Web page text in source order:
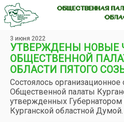
ОБЩЕСТВЕННАЯ
3 июня 2022
УТВЕРЖДЕНЫ НОВЫЕ
ОБЩЕСТВЕННОЙ
ОБЛАСТИ ПЯТОГО
Состоялось организационное
Общественной палаты
утвержденных Губернатором
Курганской областной Думой.